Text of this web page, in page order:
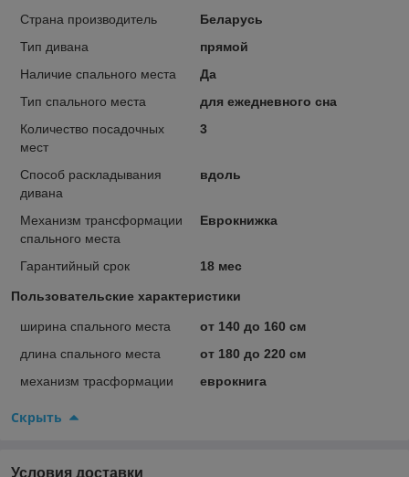
Страна производитель
Беларусь
Тип дивана
прямой
Наличие спального места
Да
Тип спального места
для ежедневного сна
Количество посадочных
мест
3
Способ раскладывания
дивана
вдоль
Механизм трансформации
спального места
Еврокнижка
Гарантийный срок 18 мес
Пользовательские характеристики
ширина спального места
от 140 до 160 см
длина спального места
от 180 до 220 см
механизм трасформации
еврокнига
Скрыть
Условия доставки